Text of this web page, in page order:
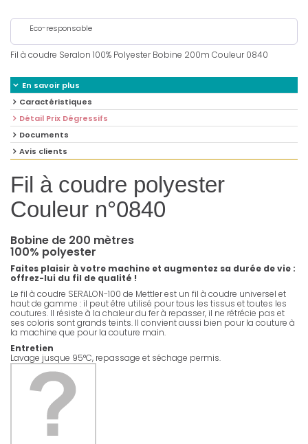
Eco-responsable
Fil à coudre Seralon 100% Polyester Bobine 200m Couleur 0840
En savoir plus
Caractéristiques
Détail Prix Dégressifs
Documents
Avis clients
Fil à coudre polyester
Couleur n°0840
Bobine de 200 mètres
100% polyester
Faites plaisir à votre machine et augmentez sa durée de vie :
offrez-lui du fil de qualité !
Le fil à coudre SERALON-100 de Mettler est un fil à coudre universel et
haut de gamme : il peut être utilisé pour tous les tissus et toutes les
coutures. Il résiste à la chaleur du fer à repasser, il ne rétrécie pas et
ses coloris sont grands teints. Il convient aussi bien pour la couture à
la machine que pour la couture main.
Entretien
Lavage jusque 95°C, repassage et séchage permis.